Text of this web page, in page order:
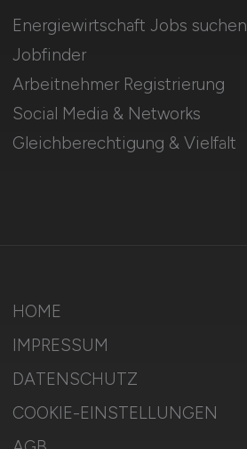
Energiewirtschaft Jobs suchen
Jobfinder
Arbeitnehmer Registrierung
Social Media & Networks
Gleichberechtigung & Vielfalt
HOME
IMPRESSUM
DATENSCHUTZ
COOKIE-EINSTELLUNGEN